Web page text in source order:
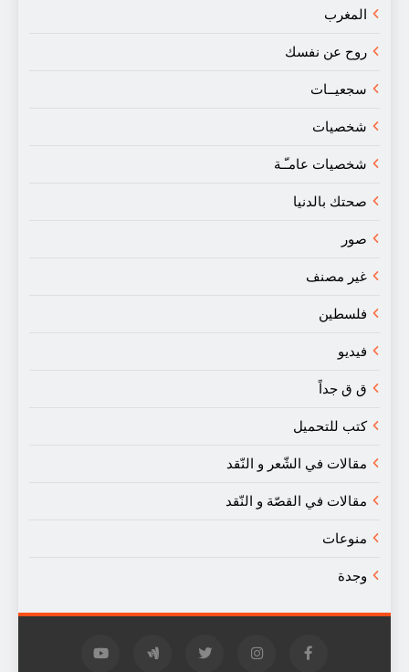
المغرب
روح عن نفسك
سجعيــات
شخصيات
شخصيات عامـّـة
صحتك بالدنيا
صور
غير مصنف
فلسطين
فيديو
ق ق جداً
كتب للتحميل
مقالات في الشّعر و النّقد
مقالات في القصّة و النّقد
منوعات
وجدة